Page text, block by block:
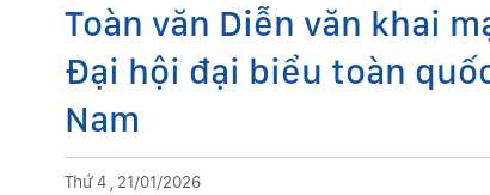
Toàn văn Diễn văn khai
Đại hội đại biểu toàn
Nam
Thứ 4 , 21/01/2026